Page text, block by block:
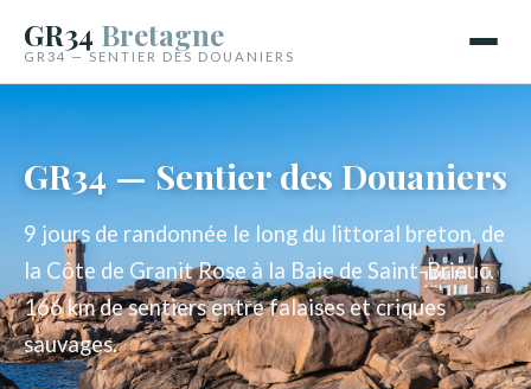
GR34 Bretagne
GR34 — SENTIER DES DOUANIERS
GR34 — Sentier des Douaniers
9 jours de randonnée le long du littoral breton, de
la Côte de Granit Rose à la Baie de Saint-Brieuc.
166 km de sentiers entre falaises et criques
sauvages.